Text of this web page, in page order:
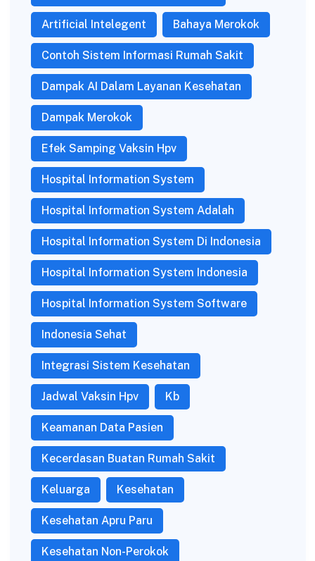
Artificial Intelegent Bahaya Merokok
Contoh Sistem Informasi Rumah Sakit
Dampak AI Dalam Layanan Kesehatan
Dampak Merokok
Efek Samping Vaksin Hpv
Hospital Information System
Hospital Information System Adalah
Hospital Information System Di Indonesia
Hospital Information System Indonesia
Hospital Information System Software
Indonesia Sehat
Integrasi Sistem Kesehatan
Jadwal Vaksin Hpv Kb
Keamanan Data Pasien
Kecerdasan Buatan Rumah Sakit
Keluarga Kesehatan
Kesehatan Apru Paru
Kesehatan Non-Perokok